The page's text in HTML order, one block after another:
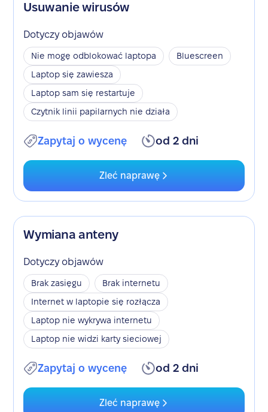
Usuwanie wirusów
Dotyczy objawów
Nie mogę odblokować laptopa
Bluescreen
Laptop się zawiesza
Laptop sam się restartuje
Czytnik linii papilarnych nie działa
Zapytaj o wycenę od 2 dni
Zleć naprawę
Wymiana anteny
Dotyczy objawów
Brak zasięgu
Brak internetu
Internet w laptopie się rozłącza
Laptop nie wykrywa internetu
Laptop nie widzi karty sieciowej
Zapytaj o wycenę od 2 dni
Zleć naprawę